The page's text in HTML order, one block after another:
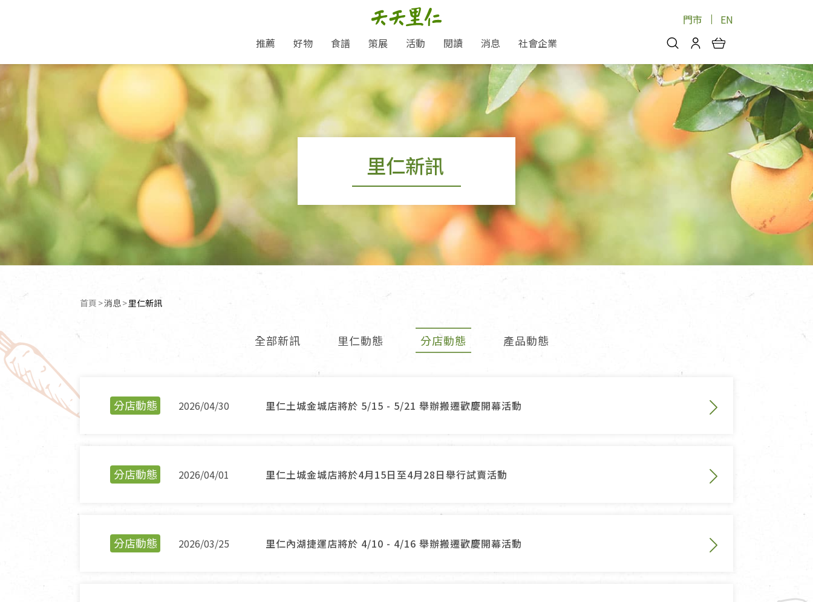
門市 EN
你好，歡迎光臨！
會員中心
我的優惠券
消費紀錄查詢
好文收藏
推薦
好康優惠
8月新品優惠
8月快閃商品優惠
中秋禮盒預購
7月惜福愛物
6月快閃商品-好評延長優惠
文化好書優惠
主題推薦
中秋送禮推薦
超值好物特惠
經典必買推薦
史瓦帝尼文化節
好物
米麵/調理食材
豆麥雜糧種子
乾貨/素料/植物肉
調味/醬料/烘焙食材
飲品/零食
豆漿/優格/植物奶
果汁/醋飲/飲料
茶/咖啡/花果茶
沖調飲/穀麥片
蜂蜜/椰奶
堅果/果乾
糖果/巧克力
即食料理/糕點
沖泡麵/粥/湯
熟食料理/調理包
粽子/蘿蔔糕/年糕
素鬆/醬菜
甜品/冰品
麵包/糕點
養身保健
保健食品
養身食品/飲品
中藥食材/調理包
安心蔬果
蔬果箱/禮盒
芽菜/菇
居家日用
廚房用具/家電/家飾
個人清潔保養
洗髮/潤髮/染髮
衣飾鞋包
男內著居家
帽/口罩/配件/包包
圖書/宗教文物
佛儒書籍
影音/圖書
香
寵物專區
食譜
不限類別 醬料
湯品
策展
地球超載日：守護地球從生活
愛地球,吃蔬食就可以！
「里仁誠食市集」永續新體驗
減塑 一起來！
綠色保育-我們的田, 牠們的家
里仁「史瓦帝尼文化節」
活動
主題活動
會員專屬
產品推薦
閱讀
專題文章
農產品與農友
食品與廠商
用品與廠商
土地與生態
蔬食營養力
共好行動
里仁的努力
關注支持
本土優先
減塑微革命
友善耕作
支持弱勢
綠色保育
永續飲食
里仁為美刊物
消息
里仁新訊
分店動態
媒體報導
永續飲食
淨塑行動
公益支持
獲獎肯定
聯名合作
社會企業
品牌故事
里仁七大永續行動
產品/有機蔬果把關
大事記
加入會員
人才招募 門市資訊
里仁新訊
首頁 消息 目前頁面：
里仁新訊
全部新訊 里仁動態 分店動態 產品動態
分店動態 2026/04/30 里仁土城金城店將於 5/15 - 5/21 舉辦搬遷歡慶開幕活動
分店動態 2026/04/01 里仁土城金城店將於4月15日至4月28日舉行試賣活動
分店動態 2026/03/25 里仁內湖捷運店將於 4/10 - 4/16 舉辦搬遷歡慶開幕活動